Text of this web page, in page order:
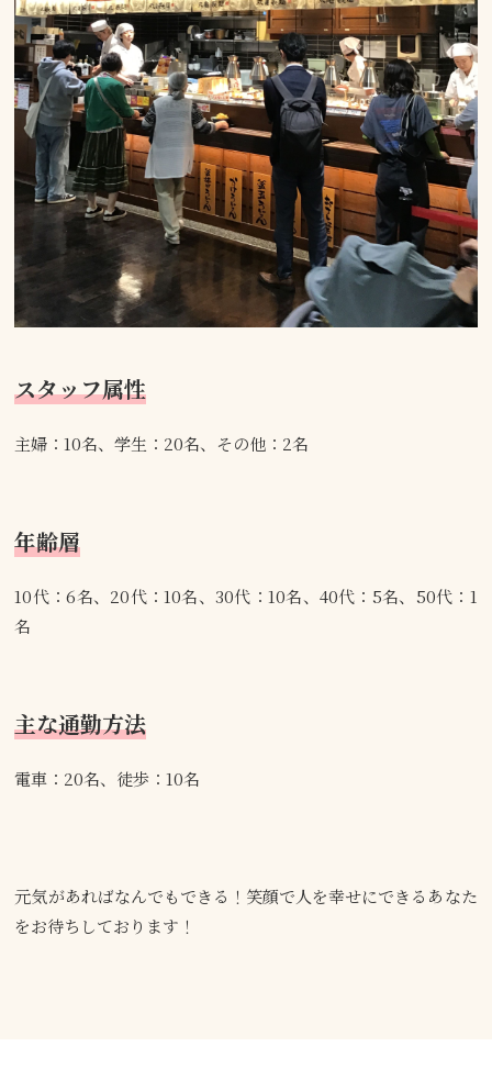
スタッフ属性
主婦：10名、学生：20名、その他：2名
年齢層
10代：6名、20代：10名、30代：10名、40代：5名、50代：1
名
主な通勤方法
電車：20名、徒歩：10名
元気があればなんでもできる！笑顔で人を幸せにできるあなた
をお待ちしております！